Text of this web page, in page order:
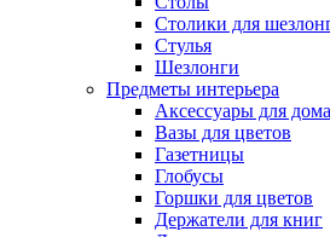
Столики для
Стулья
Шезлонги
Предметы интерьера
Аксессуары для дома
Вазы для цветов
Газетницы
Глобусы
Горшки для цветов
Держатели для книг